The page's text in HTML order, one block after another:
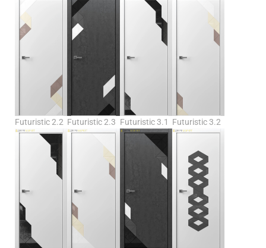
Futuristic 2.2 Futuristic 2.3 Futuristic 3.1 Futuristic 3.2